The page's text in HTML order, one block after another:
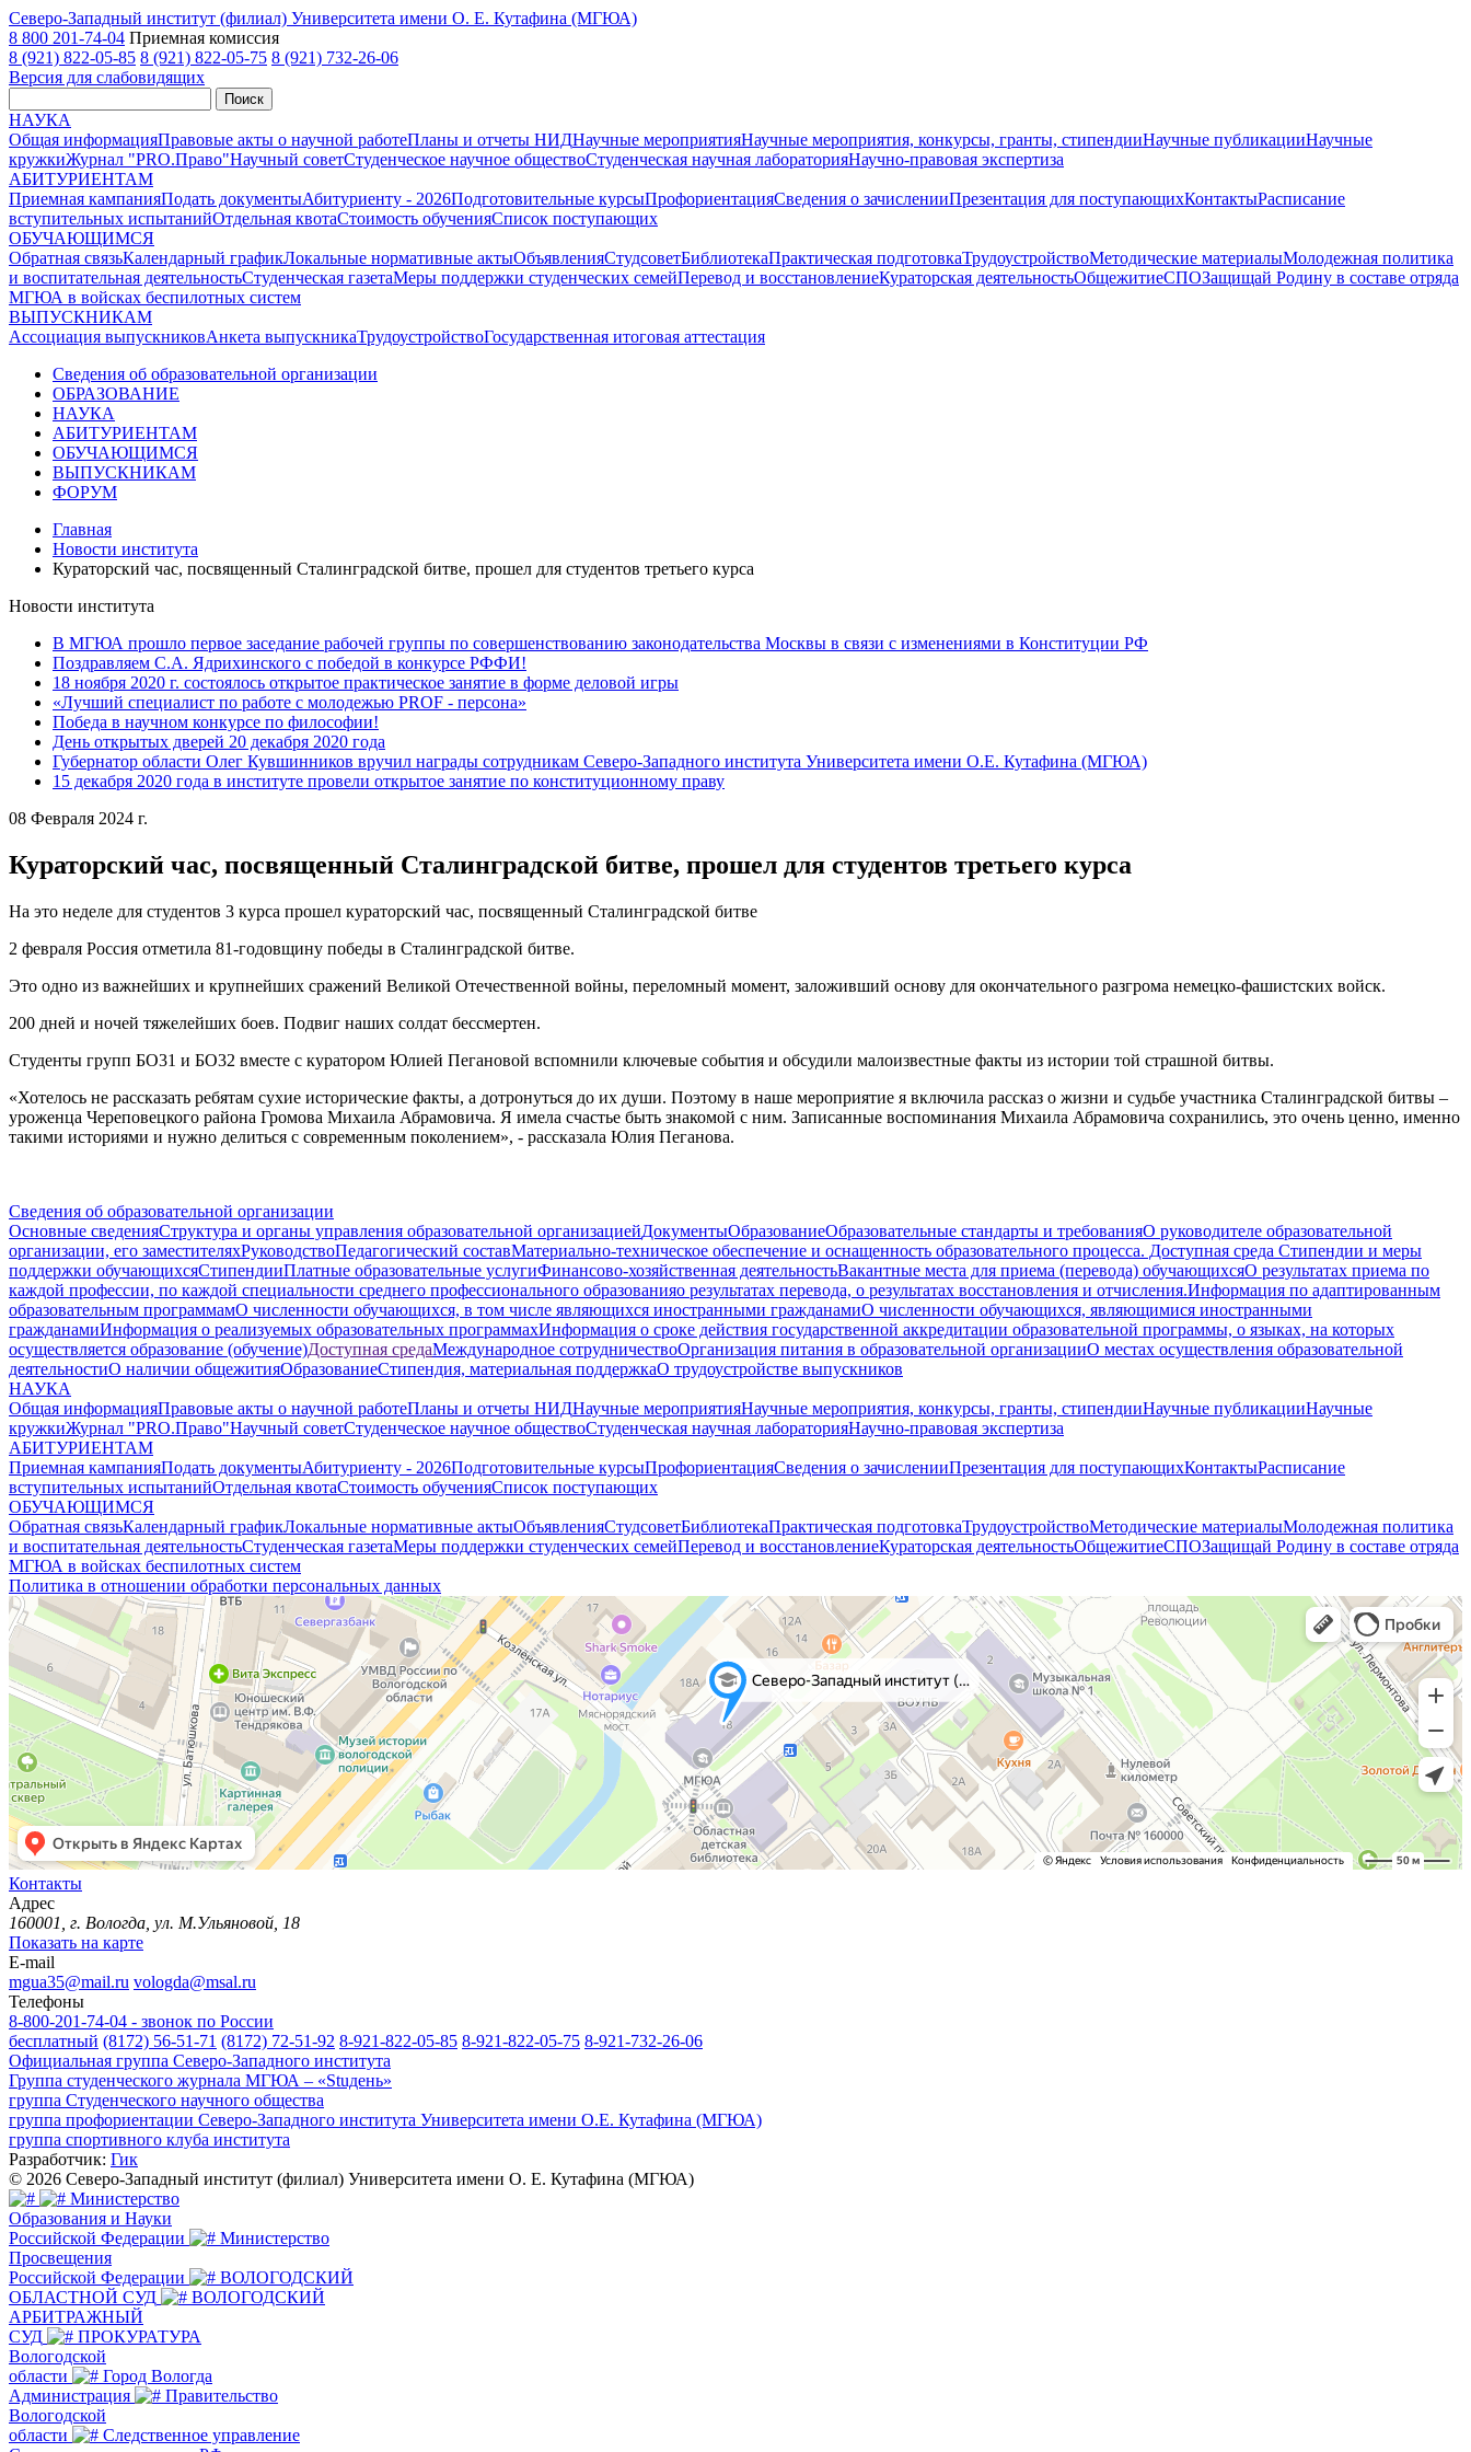
Северо-Западный институт (филиал) Университета имени О. Е. Кутафина (МГЮА)
8 800 201-74-04 Приемная комиссия
8 (921) 822-05-85 8 (921) 822-05-75 8 (921) 732-26-06
Версия для слабовидящих
Поиск
НАУКА
Общая информацияПравовые акты о научной работеПланы и отчеты НИДНаучные мероприятияНаучные мероприятия, конкурсы, гранты, стипендииНаучные публикацииНаучные
кружкиЖурнал "PRO.Право"Научный советСтуденческое научное обществоСтуденческая научная лабораторияНаучно-правовая экспертиза
АБИТУРИЕНТАМ
Приемная кампанияПодать документыАбитуриенту - 2026Подготовительные курсыПрофориентацияСведения о зачисленииПрезентация для поступающихКонтактыРасписание
вступительных испытанийОтдельная квотаСтоимость обученияCписок поступающих
ОБУЧАЮЩИМСЯ
Обратная связьКалендарный графикЛокальные нормативные актыОбъявленияСтудсоветБиблиотекаПрактическая подготовкаТрудоустройствоМетодические материалыМолодежная политика
и воспитательная деятельностьСтуденческая газетаМеры поддержки студенческих семейПеревод и восстановлениеКураторская деятельностьОбщежитиеСПОЗащищай Родину в составе отряда
МГЮА в войсках беспилотных систем
ВЫПУСКНИКАМ
Ассоциация выпускниковАнкета выпускникаТрудоустройствоГосударственная итоговая аттестация
Сведения об образовательной организации
ОБРАЗОВАНИЕ
НАУКА
АБИТУРИЕНТАМ
ОБУЧАЮЩИМСЯ
ВЫПУСКНИКАМ
ФОРУМ
Главная
Новости института
Кураторский час, посвященный Сталинградской битве, прошел для студентов третьего курса
Новости института
В МГЮА прошло первое заседание рабочей группы по совершенствованию законодательства Москвы в связи с изменениями в Конституции РФ
Поздравляем С.А. Ядрихинского с победой в конкурсе РФФИ!
18 ноября 2020 г. состоялось открытое практическое занятие в форме деловой игры
«Лучший специалист по работе с молодежью PROF - персона»
Победа в научном конкурсе по философии!
День открытых дверей 20 декабря 2020 года
Губернатор области Олег Кувшинников вручил награды сотрудникам Северо-Западного института Университета имени О.Е. Кутафина (МГЮА)
15 декабря 2020 года в институте провели открытое занятие по конституционному праву
08 Февраля 2024 г.
Кураторский час, посвященный Сталинградской битве, прошел для студентов третьего курса
На это неделе для студентов 3 курса прошел кураторский час, посвященный Сталинградской битве
2 февраля Россия отметила 81-годовщину победы в Сталинградской битве.
Это одно из важнейших и крупнейших сражений Великой Отечественной войны, переломный момент, заложивший основу для окончательного разгрома немецко-фашистских войск.
200 дней и ночей тяжелейших боев. Подвиг наших солдат бессмертен.
Студенты групп БО31 и БО32 вместе с куратором Юлией Пегановой вспомнили ключевые события и обсудили малоизвестные факты из истории той страшной битвы.
«Хотелось не рассказать ребятам сухие исторические факты, а дотронуться до их души. Поэтому в наше мероприятие я включила рассказ о жизни и судьбе участника Сталинградской битвы –
уроженца Череповецкого района Громова Михаила Абрамовича. Я имела счастье быть знакомой с ним. Записанные воспоминания Михаила Абрамовича сохранились, это очень ценно, именно
такими историями и нужно делиться с современным поколением», - рассказала Юлия Пеганова.
Сведения об образовательной организации
Основные сведенияСтруктура и органы управления образовательной организациейДокументыОбразованиеОбразовательные стандарты и требованияО руководителе образовательной
организации, его заместителяхРуководствоПедагогический составМатериально-техническое обеспечение и оснащенность образовательного процесса. Доступная среда Стипендии и меры
поддержки обучающихсяСтипендииПлатные образовательные услугиФинансово-хозяйственная деятельностьВакантные места для приема (перевода) обучающихсяО результатах приема по
каждой профессии, по каждой специальности среднего профессионального образованияо результатах перевода, о результатах восстановления и отчисления.Информация по адаптированным
образовательным программамО численности обучающихся, в том числе являющихся иностранными гражданамиО численности обучающихся, являющимися иностранными
гражданамиИнформация о реализуемых образовательных программахИнформация о сроке действия государственной аккредитации образовательной программы, о языках, на которых
осуществляется образование (обучение)Доступная средаМеждународное сотрудничествоОрганизация питания в образовательной организацииО местах осуществления образовательной
деятельностиО наличии общежитияОбразованиеСтипендия, материальная поддержкаО трудоустройстве выпускников
НАУКА
Общая информацияПравовые акты о научной работеПланы и отчеты НИДНаучные мероприятияНаучные мероприятия, конкурсы, гранты, стипендииНаучные публикацииНаучные
кружкиЖурнал "PRO.Право"Научный советСтуденческое научное обществоСтуденческая научная лабораторияНаучно-правовая экспертиза
АБИТУРИЕНТАМ
Приемная кампанияПодать документыАбитуриенту - 2026Подготовительные курсыПрофориентацияСведения о зачисленииПрезентация для поступающихКонтактыРасписание
вступительных испытанийОтдельная квотаСтоимость обученияCписок поступающих
ОБУЧАЮЩИМСЯ
Обратная связьКалендарный графикЛокальные нормативные актыОбъявленияСтудсоветБиблиотекаПрактическая подготовкаТрудоустройствоМетодические материалыМолодежная политика
и воспитательная деятельностьСтуденческая газетаМеры поддержки студенческих семейПеревод и восстановлениеКураторская деятельностьОбщежитиеСПОЗащищай Родину в составе отряда
МГЮА в войсках беспилотных систем
Политика в отношении обработки персональных данных
Контакты
Адрес
160001, г. Вологда, ул. М.Ульяновой, 18
Показать на карте
E-mail
mgua35@mail.ru vologda@msal.ru
Телефоны
8-800-201-74-04 - звонок по России
бесплатный (8172) 56-51-71 (8172) 72-51-92 8-921-822-05-85 8-921-822-05-75 8-921-732-26-06
Официальная группа Северо-Западного института
Группа студенческого журнала МГЮА – «Stuдень»
группа Студенческого научного общества
группа профориентации Северо-Западного института Университета имени О.Е. Кутафина (МГЮА)
группа спортивного клуба института
Разработчик: Гик
© 2026 Северо-Западный институт (филиал) Университета имени О. Е. Кутафина (МГЮА)
Министерство
Образования и Науки
Российской Федерации
Министерство
Просвещения
Российской Федерации
ВОЛОГОДСКИЙ
ОБЛАСТНОЙ СУД
ВОЛОГОДСКИЙ
АРБИТРАЖНЫЙ
СУД
ПРОКУРАТУРА
Вологодской
области
Город Вологда
Администрация
Правительство
Вологодской
области
Следственное управление